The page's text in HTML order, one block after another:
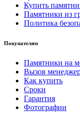
Купить
Памятники из
Политика
Покупателям
Памятники на
Вызов
Как купить
Сроки
Гарантия
Фотографии